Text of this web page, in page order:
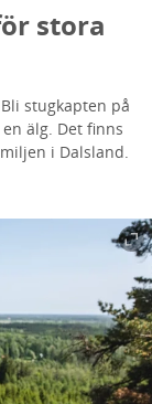
stora
stugkapten på
älg. Det finns
i Dalsland.